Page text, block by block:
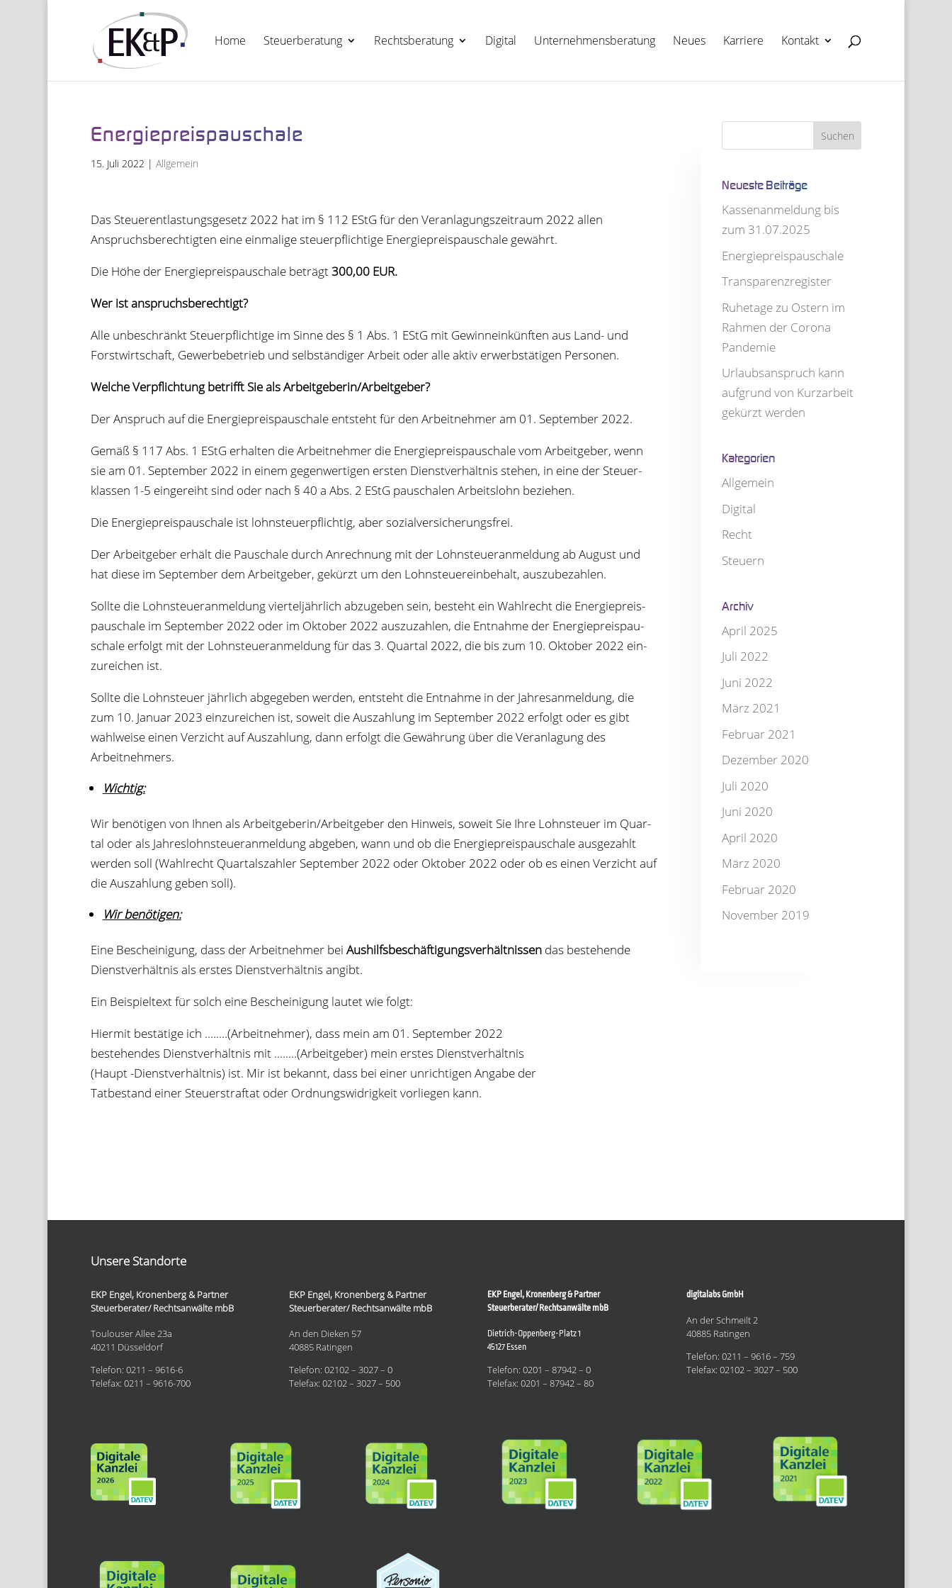
Home Steu­er­be­ra­tung Rechts­be­ra­tung Digi­tal Unter­neh­mens­be­ra­tung Neues Kar­riere Kon­takt
Ener­gie­preis­pau­schale
15. Juli 2022 | Allgemein
Das Steu­er­ent­las­tungs­ge­setz 2022 hat im § 112 EStG für den Ver­an­la­gungs­zeit­raum 2022 allen
Anspruchs­be­rech­tig­ten eine ein­ma­lige steu­er­pflich­tige Ener­gie­preis­pau­schale gewährt.
Die Höhe der Ener­gie­preis­pau­schale beträgt300,00 EUR.
Wer ist anspruchsberechtigt?
Alle unbe­schränkt Steu­er­pflich­tige im Sinne des § 1 Abs. 1 EStG mit Gewinn­ein­künf­ten aus Land- und
Forst­wirt­schaft, Gewer­be­be­trieb und selb­stän­di­ger Arbeit oder alle aktiv erwerbs­tä­ti­gen Personen.
Wel­che Ver­pflich­tung betrifft Sie als Arbeitgeberin/Arbeitgeber?
Der Anspruch auf die Ener­gie­preis­pau­schale ent­steht für den Arbeit­neh­mer am 01. Sep­tem­ber 2022.
Gemäß § 117 Abs. 1 EStG erhal­ten die Arbeit­neh­mer die Ener­gie­preis­pau­schale vom Arbeit­ge­ber, wenn
sie am 01. Sep­tem­ber 2022 in einem gegen­wer­ti­gen ers­ten Dienst­ver­hält­nis ste­hen, in eine der Steu­er­
klas­sen 1-5 ein­ge­reiht sind oder nach § 40 a Abs. 2 EStG pau­scha­len Arbeits­lohn beziehen.
Die Ener­gie­preis­pau­schale ist lohn­steu­er­pflich­tig, aber sozialversicherungsfrei.
Der Arbeit­ge­ber erhält die Pau­schale durch Anrech­nung mit der Lohn­steu­er­an­mel­dung ab August und
hat diese im Sep­tem­ber dem Arbeit­ge­ber, gekürzt um den Lohn­steu­er­ein­be­halt, auszubezahlen.
Sollte die Lohn­steu­er­an­mel­dung vier­tel­jähr­lich abzu­ge­ben sein, besteht ein Wahl­recht die Ener­gie­preis­
pau­schale im Sep­tem­ber 2022 oder im Okto­ber 2022 aus­zu­zah­len, die Ent­nahme der Ener­gie­preis­pau­
schale erfolgt mit der Lohn­steu­er­an­mel­dung für das 3. Quar­tal 2022, die bis zum 10. Okto­ber 2022 ein­
zu­rei­chen ist.
Sollte die Lohn­steuer jähr­lich abge­ge­ben wer­den, ent­steht die Ent­nahme in der Jah­res­an­mel­dung, die
zum 10. Januar 2023 ein­zu­rei­chen ist, soweit die Aus­zah­lung im Sep­tem­ber 2022 erfolgt oder es gibt
wahl­weise einen Ver­zicht auf Aus­zah­lung, dann erfolgt die Gewäh­rung über die Ver­an­la­gung des
Arbeitnehmers.
Wich­tig:
Wir benö­ti­gen von Ihnen als Arbeitgeberin/Arbeitgeber den Hin­weis, soweit Sie Ihre Lohn­steuer im Quar­
tal oder als Jah­res­lohn­steu­er­an­mel­dung abge­ben, wann und ob die Ener­gie­preis­pau­schale aus­ge­zahlt
wer­den soll (Wahl­recht Quar­tals­zah­ler Sep­tem­ber 2022 oder Okto­ber 2022 oder ob es einen Ver­zicht auf
die Aus­zah­lung geben soll).
Wir benö­ti­gen:
Eine Beschei­ni­gung, dass der Arbeit­neh­mer bei Aus­hilfs­be­schäf­ti­gungs­ver­hält­nis­sendas bestehende
Dienst­ver­hält­nis als ers­tes Dienst­ver­hält­nis angibt.
Ein Bei­spiel­text für solch eine Beschei­ni­gung lau­tet wie folgt:
Hier­mit bestä­tige ich .….…(Arbeit­neh­mer), dass mein am 01. Sep­tem­ber 2022
bestehen­des Dienst­ver­hält­nis mit .….…(Arbeit­ge­ber) mein ers­tes Dienstverhältnis
(Haupt -Dienst­ver­hält­nis) ist. Mir ist bekannt, dass bei einer unrich­ti­gen Angabe der
Tat­be­stand einer Steu­er­straf­tat oder Ord­nungs­wid­rig­keit vor­lie­gen kann.
Neu­este Beiträge
Kas­sen­an­mel­dung bis
zum 31.07.2025
Ener­gie­preis­pau­schale
Trans­pa­renz­re­gis­ter
Ruhe­tage zu Ostern im
Rah­men der Corona
Pandemie
Urlaubs­an­spruch kann
auf­grund von Kurz­ar­beit
gekürzt werden
Kate­go­rien
Allgemein
Digital
Recht
Steuern
Archiv
April 2025
Juli 2022
Juni 2022
März 2021
Februar 2021
Dezember 2020
Juli 2020
Juni 2020
April 2020
März 2020
Februar 2020
November 2019
Unsere Standorte
EKP Engel, Kronenberg & Partner
Steuerberater/ Rechtsanwälte mbB
Toulouser Allee 23a
40211 Düsseldorf
Telefon: 0211 – 9616-6
Telefax: 0211 – 9616-700
EKP Engel, Kronenberg & Partner
Steuerberater/ Rechtsanwälte mbB
An den Dieken 57
40885 Ratingen
Telefon: 02102 – 3027 – 0
Telefax: 02102 – 3027 – 500
EKP Engel, Kronenberg & Partner
Steuerberater/ Rechtsanwälte mbB
Dietrich-Oppenberg-Platz 1
45127 Essen
Telefon: 0201 – 87942 – 0
Telefax: 0201 – 87942 – 80
digitalabs GmbH
An der Schmeilt 2
40885 Ratingen
Telefon: 0211 – 9616 – 759
Telefax: 02102 – 3027 – 500